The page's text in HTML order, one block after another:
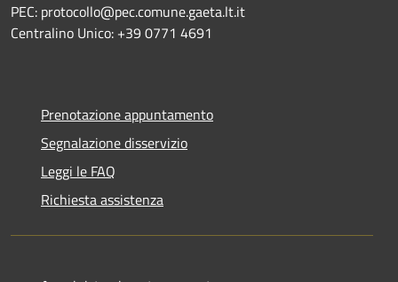
PEC: protocollo@pec.comune.gaeta.lt.it
Centralino Unico: +39 0771 4691
Prenotazione appuntamento
Segnalazione disservizio
Leggi le FAQ
Richiesta assistenza